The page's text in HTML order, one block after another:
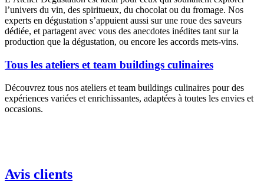
l’univers du vin, des spiritueux, du chocolat ou du fromage. Nos
experts en dégustation s’appuient aussi sur une roue des saveurs
dédiée, et partagent avec vous des anecdotes inédites tant sur la
production que la dégustation, ou encore les accords mets-vins.
Tous les ateliers et team buildings culinaires
Découvrez tous nos ateliers et team buildings culinaires pour des
expériences variées et enrichissantes, adaptées à toutes les envies et
occasions.
Avis clients